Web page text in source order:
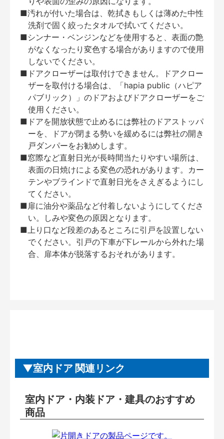
■汚れが付いた場合は、乾拭きもしくは薄めた中性
洗剤で固く絞ったタオルで拭いてください。
■シンナー・ベンジンなどを使用すると、表面の艶
がなくなったり変色する場合がありますので使用
しないでください。
■ドアクローザーは取付けできません。ドアクロー
ザーを取付ける場合は、「hapia public（ハピア
パブリック）」のドアおよびドアクローザーをご
使用ください。
■ドアを開放状態で止めるには弊社のドアストッパ
ーを、ドアが閉まる勢いを緩めるには弊社の開き
戸ダンパーをお勧めします。
■窓際など直射日光が長時間当たりやすい場所は、
表面の日焼けによる変色の恐れがあります。カー
テンやブラインドで直射日光をさえぎるようにし
てください。
■扉に油分や薬品など付着しないようにしてくださ
い。しみや変色の原因となります。
■上り口など段差のあるところに引戸を設置しない
でください。引戸の下車が下レールから外れた場
合、扉本体が脱落するおそれがあります。
室内ドア 関連リンク
室内ドア・内装ドア・建具のおすすめ
商品